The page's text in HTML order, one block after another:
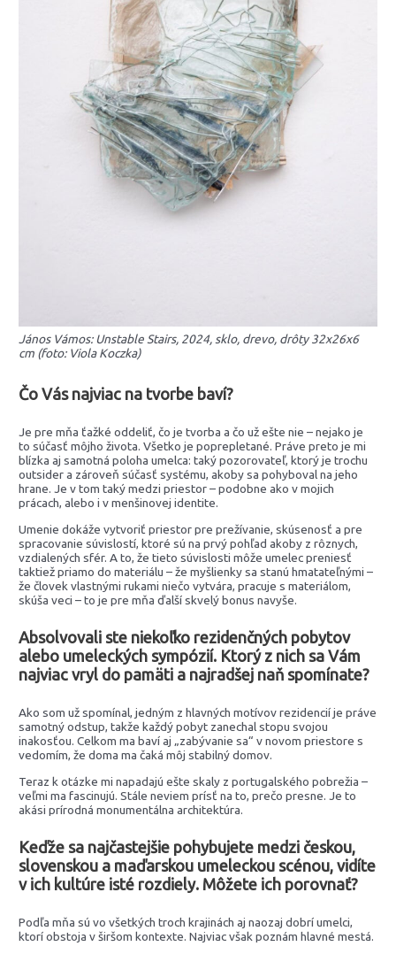
János Vámos: Unstable Stairs, 2024, sklo, drevo, drôty 32x26x6
cm (foto: Viola Koczka)
Čo Vás najviac na tvorbe baví?
Je pre mňa ťažké oddeliť, čo je tvorba a čo už ešte nie – nejako je
to súčasť môjho života. Všetko je poprepletané. Práve preto je mi
blízka aj samotná poloha umelca: taký pozorovateľ, ktorý je trochu
outsider a zároveň súčasť systému, akoby sa pohyboval na jeho
hrane. Je v tom taký medzi priestor – podobne ako v mojich
prácach, alebo i v menšinovej identite.
Umenie dokáže vytvoriť priestor pre prežívanie, skúsenosť a pre
spracovanie súvislostí, ktoré sú na prvý pohľad akoby z rôznych,
vzdialených sfér. A to, že tieto súvislosti môže umelec preniesť
taktiež priamo do materiálu – že myšlienky sa stanú hmatateľnými –
že človek vlastnými rukami niečo vytvára, pracuje s materiálom,
skúša veci – to je pre mňa ďalší skvelý bonus navyše.
Absolvovali ste niekoľko rezidenčných pobytov
alebo umeleckých sympózií. Ktorý z nich sa Vám
najviac vryl do pamäti a najradšej naň spomínate?
Ako som už spomínal, jedným z hlavných motívov rezidencií je práve
samotný odstup, takže každý pobyt zanechal stopu svojou
inakosťou. Celkom ma baví aj „zabývanie sa“ v novom priestore s
vedomím, že doma ma čaká môj stabilný domov.
Teraz k otázke mi napadajú ešte skaly z portugalského pobrežia –
veľmi ma fascinujú. Stále neviem prísť na to, prečo presne. Je to
akási prírodná monumentálna architektúra.
Keďže sa najčastejšie pohybujete medzi českou,
slovenskou a maďarskou umeleckou scénou, vidíte
v ich kultúre isté rozdiely. Môžete ich porovnať?
Podľa mňa sú vo všetkých troch krajinách aj naozaj dobrí umelci,
ktorí obstoja v širšom kontexte. Najviac však poznám hlavné mestá.